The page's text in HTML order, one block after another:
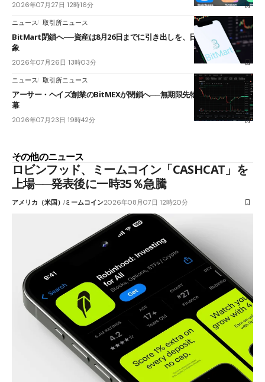
2026年07月27日 12時16分
ニュース 取引所ニュース
BitMart閉鎖へ──資産は8月26日までに引き出しを、日本人利用者も対
象
2026年07月26日 13時03分
ニュース 取引所ニュース
アーサー・ヘイズ創業のBitMEXが閉鎖へ──無期限先物を生んだ11年に
幕
2026年07月23日 19時42分
その他のニュース
ロビンフッド、ミームコイン「CASHCAT」を
上場──発表後に一時35％急騰
アメリカ（米国）ミームコイン2026年08月07日 12時20分